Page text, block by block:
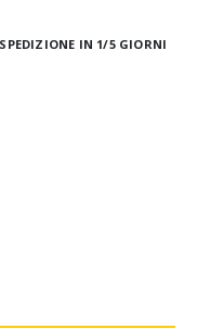
IN 1/5 GIORNI